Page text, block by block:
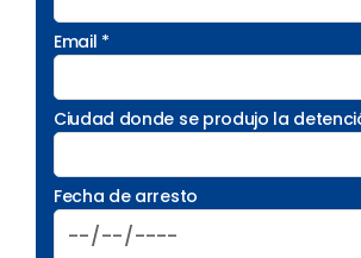
Email *
Ciudad donde se produjo la
Fecha de arresto